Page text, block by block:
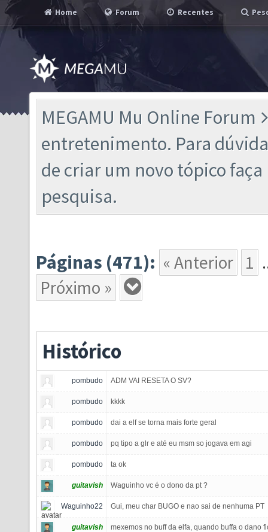
Home Forum Recentes
MEGAMU Mu Online Forum
entretenimento. Para
de criar um novo tópico
pesquisa.
Páginas (471): « Anterior 1
Próximo »
Histórico
pombudo ADM VAI RESETA O SV?
pombudo kkkk
pombudo dai a elf se torna mais forte geral
pombudo pq tipo a glr e até eu msm so jogava em agi
pombudo ta ok
guitavish Waguinho vc é o dono da pt ?
Waguinho22 Gui, meu char BUGO e nao sai de nenhuma PT
guitavish mexemos no buff da elfa, quando buffa o dano